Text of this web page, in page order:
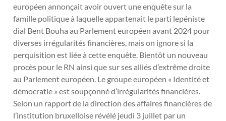
européen annonçait avoir ouvert une enquête sur la
famille politique à laquelle appartenait le parti lepéniste
dial Bent Bouha au Parlement européen avant 2024 pour
diverses irrégularités financières, mais on ignore si la
perquisition est liée à cette enquête. Bientôt un nouveau
procès pour le RN ainsi que sur ses alliés d’extrême droite
au Parlement européen. Le groupe européen « Identité et
démocratie » est soupçonné d’irrégularités financières.
Selon un rapport de la direction des affaires financières de
l’institution bruxelloise révélé jeudi 3 juillet par un